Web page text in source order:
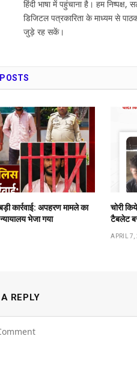
हिंदी भाषा में पहुंचाना है। हम
डिजिटल पत्रकारिता के माध्यम से
जुड़े रह सकें।
POSTS
कार्रवाई: अपहरण मामले का
भेजा गया
चोरी
टैबलेट
APRIL 7,
REPLY